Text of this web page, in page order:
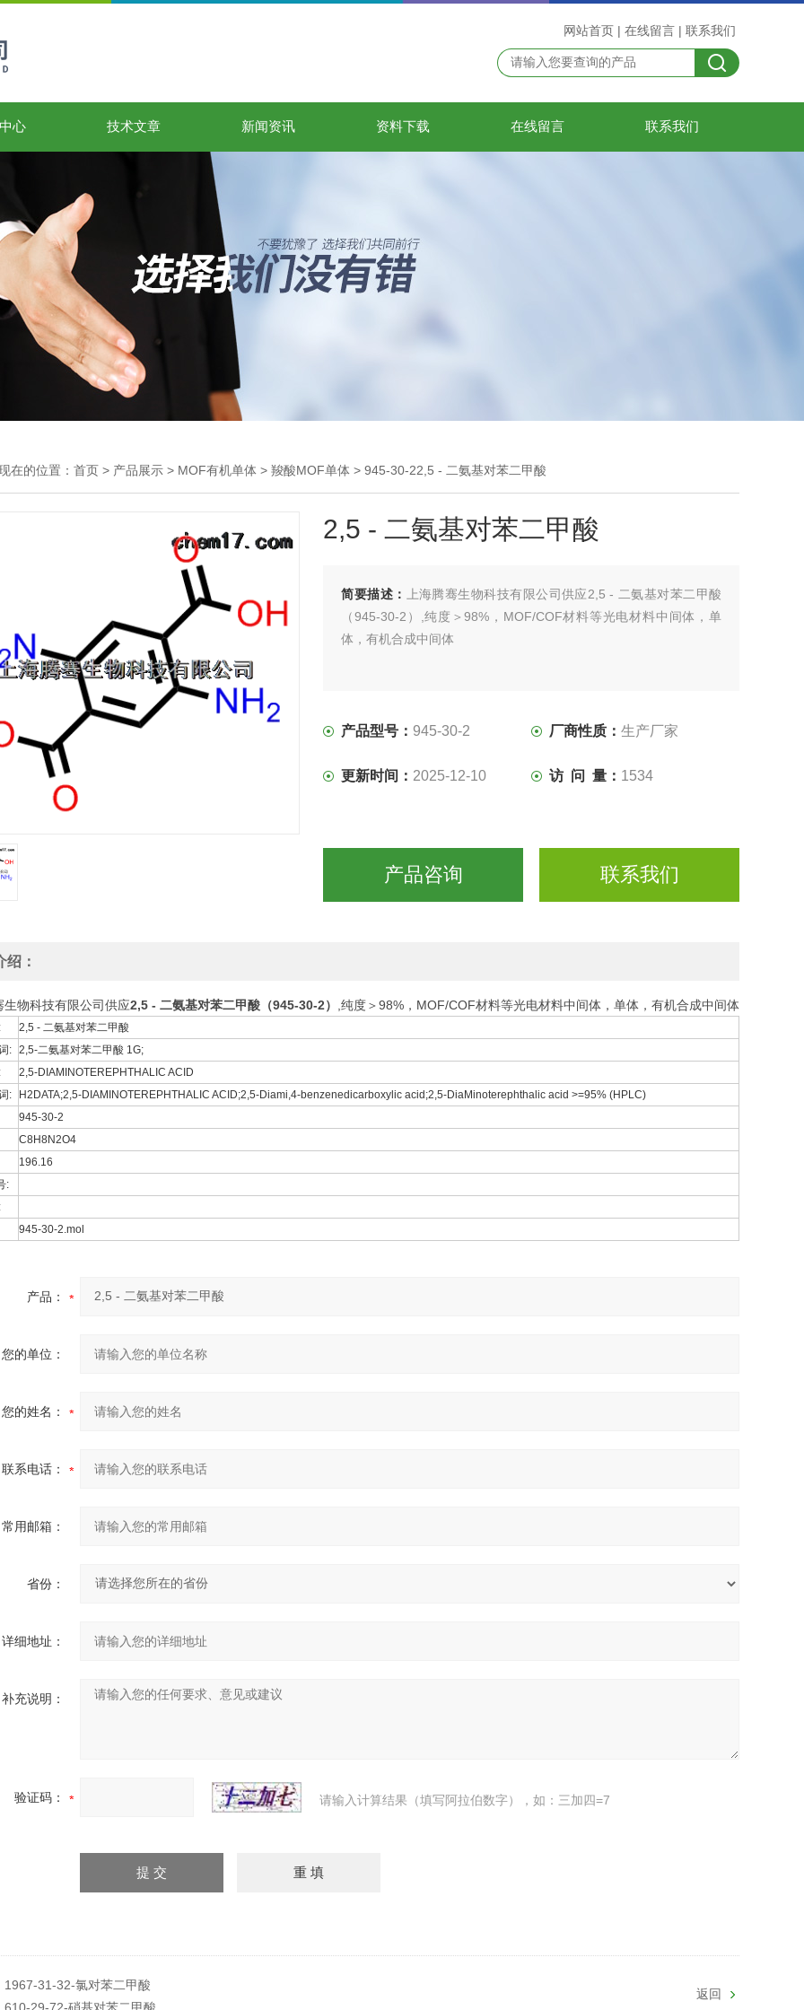
网站首页 | 在线留言 | 联系我们
心 技术文章 新闻资讯 资料下载 在线留言 联系我们
在的位置： 首页 > 产品展示 > MOF有机单体 > 羧酸MOF单体 > 945-30-22,5 - 二氨基对苯二甲酸
2,5 - 二氨基对苯二甲酸
简要描述：
上海腾骞生物科技有限公司供应2,5 - 二氨基对苯二甲酸
（945-30-2）,纯度＞98%，MOF/COF材料等光电材料中间体，单
体，有机合成中间体
产品型号： 945-30-2 厂商性质：生产厂家
更新时间： 2025-12-10 访 问 量： 1534
产品咨询 联系我们
绍：
生物科技有限公司供应2,5 - 二氨基对苯二甲酸（945-30-2） ,纯度＞98%，MOF/COF材料等光电材料中间体，单体，有机合成中间体
2,5 - 二氨基对苯二甲酸
: 2,5-二氨基对苯二甲酸 1G;
2,5-DIAMINOTEREPHTHALIC ACID
:
H2DATA;2,5-DIAMINOTEREPHTHALIC ACID;2,5-Diami,4-benzenedicarboxylic acid;2,5-DiaMinoterephthalic acid >=95% (HPLC)
945-30-2
C8H8N2O4
196.16
:
945-30-2.mol
产品：
您的单位：
您的姓名：
联系电话：
常用邮箱：
省份：
详细地址：
补充说明：
验证码： 请输入计算结果（填写阿拉伯数字），如：三加四=7
1967-31-32-氯对苯二甲酸
返回